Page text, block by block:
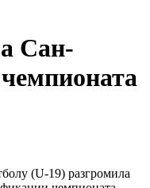
Сан-
(U-19) разгромила